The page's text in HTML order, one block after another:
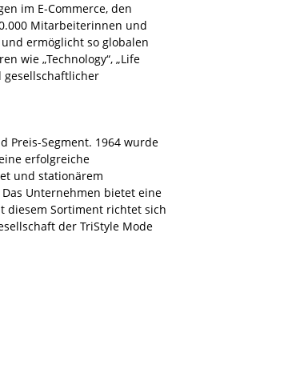
im E-Commerce, den
Mitarbeiterinnen und
ermöglicht so globalen
wie „Technology“, „Life
gesellschaftlicher
Preis-Segment. 1964 wurde
erfolgreiche
und stationärem
Unternehmen bietet eine
diesem Sortiment richtet sich
der TriStyle Mode